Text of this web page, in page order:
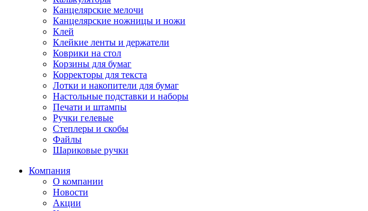
Канцелярские мелочи
Канцелярские ножницы и ножи
Клей
Клейкие ленты и держатели
Коврики на стол
Корзины для бумаг
Корректоры для текста
Лотки и накопители для бумаг
Настольные подставки и наборы
Печати и штампы
Ручки гелевые
Степлеры и скобы
Файлы
Шариковые ручки
Компания
О компании
Новости
Акции